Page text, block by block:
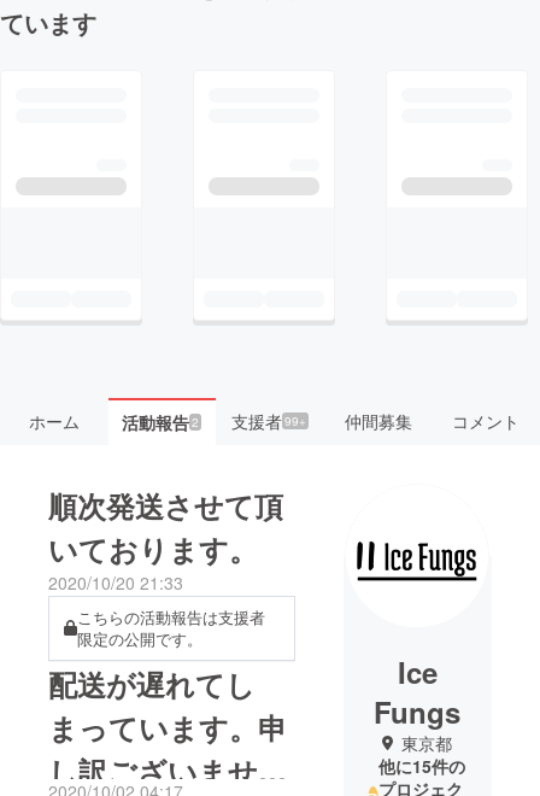
ています
ホーム 活動報告2 支援者99+ 仲間募集 コメント
順次発送させて頂
いております。
2020/10/20 21:33
こちらの活動報告は支援者
限定の公開です。
配送が遅れてし
まっています。申
し訳ございませ
Ice
Fungs
東京都
他に15件の
プロジェク